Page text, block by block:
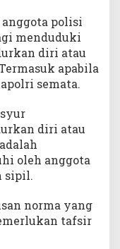
polisi
menduduki
diri atau
apabila
semata.
diri atau
oleh anggota
sipil.
norma yang
tafsir